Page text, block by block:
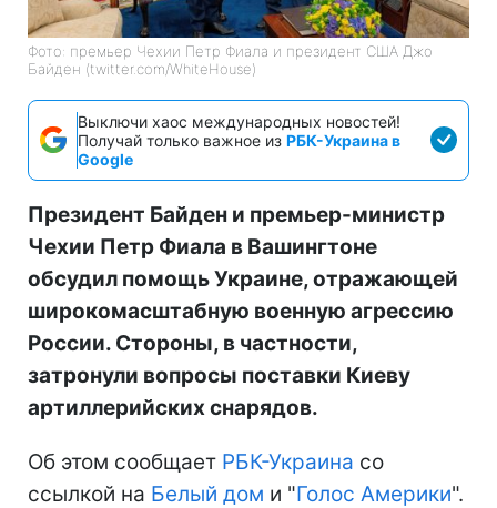
Фото: премьер Чехии Петр Фиала и президент США Джо
Байден (twitter.com/WhiteHouse)
Выключи хаос международных новостей!
Получай только важное из РБК-Украина в
Google
Президент Байден и премьер-министр
Чехии Петр Фиала в Вашингтоне
обсудил помощь Украине, отражающей
широкомасштабную военную агрессию
России. Стороны, в частности,
затронули вопросы поставки Киеву
артиллерийских снарядов.
Об этом сообщает РБК-Украина со
ссылкой на Белый дом и "Голос Америки".